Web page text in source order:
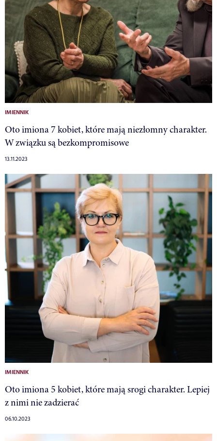
IMIENNIK
Oto imiona 7 kobiet, które mają niezłomny charakter.
W związku są bezkompromisowe
13.11.2023
IMIENNIK
Oto imiona 5 kobiet, które mają srogi charakter. Lepiej
z nimi nie zadzierać
06.10.2023